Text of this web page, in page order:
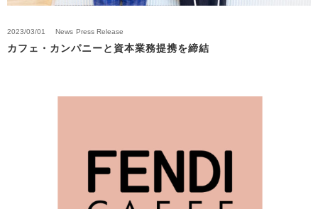
2023/03/01 News Press Release
カフェ・カンパニーと資本業務提携を締結